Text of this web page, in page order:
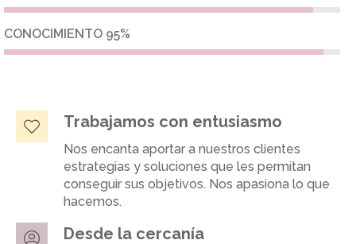
CONOCIMIENTO 95%
Trabajamos con entusiasmo
Nos encanta aportar a nuestros clientes
estrategias y soluciones que les permitan
conseguir sus objetivos. Nos apasiona lo que
hacemos.
Desde la cercanía